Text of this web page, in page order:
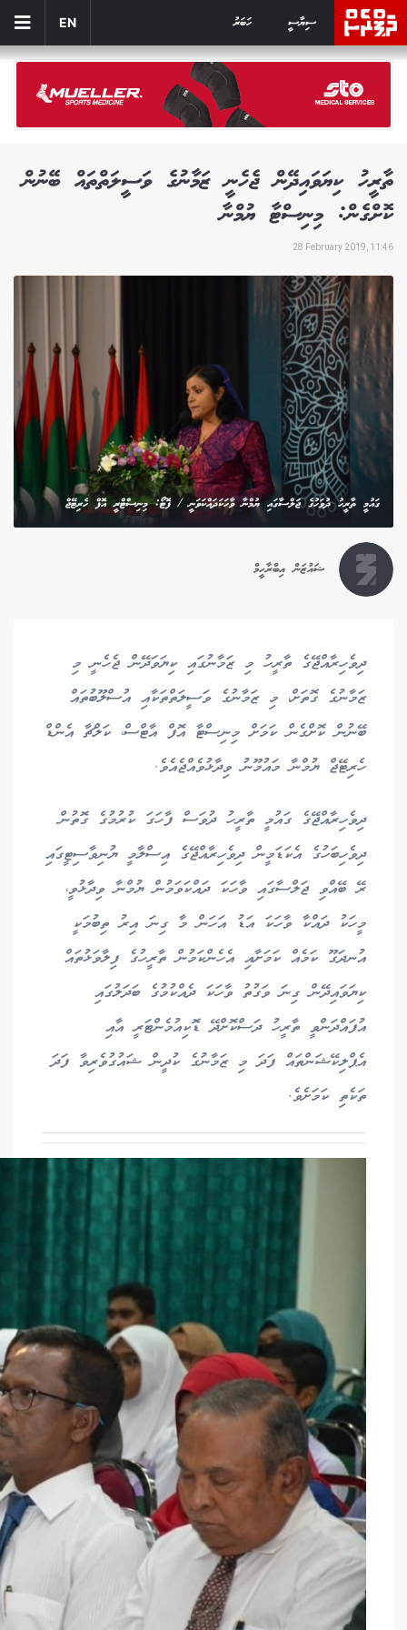
ސިޔާސީ ހަބަރު EN
ތާރީހު ކިޔަވައިދޭން ޖެހެނީ ޒަމާނުގެ ވަސީލަތްތައް ބޭނުން
ކޮށްގެން: މިނިސްޓާ ޔުމްނާ
28 February 2019, 11:46
ގައުމީ ތާރީހު ދުވަހުގެ ޖަލްސާގައި ޔުމްނާ ވާހަކަދައްކަވަނީ / ފޮޓޯ: މިނިސްޓްރީ އޮފް ހެރިޓޭޖް
ޝައުޒަން އިބްރާހީމް
ދިވެހިރާއްޖޭގެ ތާރީހު މި ޒަމާނުގައި ކިޔަވަދޭން ޖެހެނީ މި
ޒަމާނުގެ ގޮތަށް، މި ޒަމާނުގެ ވަސީލަތްތަކާއި އުސްލޫބުތައް
ބޭނުން ކޮށްގެން ކަމަށް މިނިސްޓާ އޮފް އާޓްސް، ކަލްޗާ އެންޑް
ހެރިޓޭޖް ޔުމްނާ މައުމޫނު ވިދާޅުވެއްޖެއެވެ.
ދިވެހިރާއްޖޭގެ ގައުމީ ތާރީހު ދުވަސް ފާހަގަ ކުރުމުގެ ގޮތުން
ދިވެހިބަހުގެ އެކަޑަމީން ދިވެހިރާއްޖޭގެ އިސްލާމީ ޔުނިވާސިޓީގައި
ރޭ ބޭއްވި ޖަލްސާގައި ވާހަކަ ދައްކަވަމުން ޔުމްނާ ވިދާޅުވީ،
މީހަކު ދައްކާ ވާހަކަ އަޑު އަހަން މާ ގިނަ އިރު ތިބުމަކީ
އުނދަގޫ ކަމެއް ކަމަށާއި އެހެންކަމުން ތާރީހުގެ ފިލާވަޅުތައް
ކިޔަވައިދޭން ގިނަ ވަގުތު ވާހަކަ ދެއްކުމުގެ ބަދަލުގައި
އުފައްދަންވީ ތާރީހު ދަސްކޮށްދޭ ޑޮކިއުމެންޓަރީ އާއި
އެޕްލިކޭޝަންތައް ފަދަ މި ޒަމާނުގެ ކުދީން ޝައުގުވެރިވާ ފަދަ
ތަކެތި ކަމަށެވެ.